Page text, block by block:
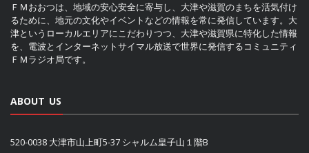
ＦＭおおつは、地域の安心安全に寄与し、大津や滋賀のまちを活気付け
るために、地元の文化やイベントなどの情報を常に発信しています。大
津というローカルエリアにこだわりつつ、大津や滋賀県に特化した情報
を、電波とインターネットサイマル放送で世界に発信するコミュニティ
ＦＭラジオ局です。
ABOUT US
520-0038 大津市山上町5-37 シャルム皇子山１階B